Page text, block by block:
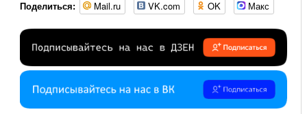
Поделиться: Mail.ru VK.com OK Макс